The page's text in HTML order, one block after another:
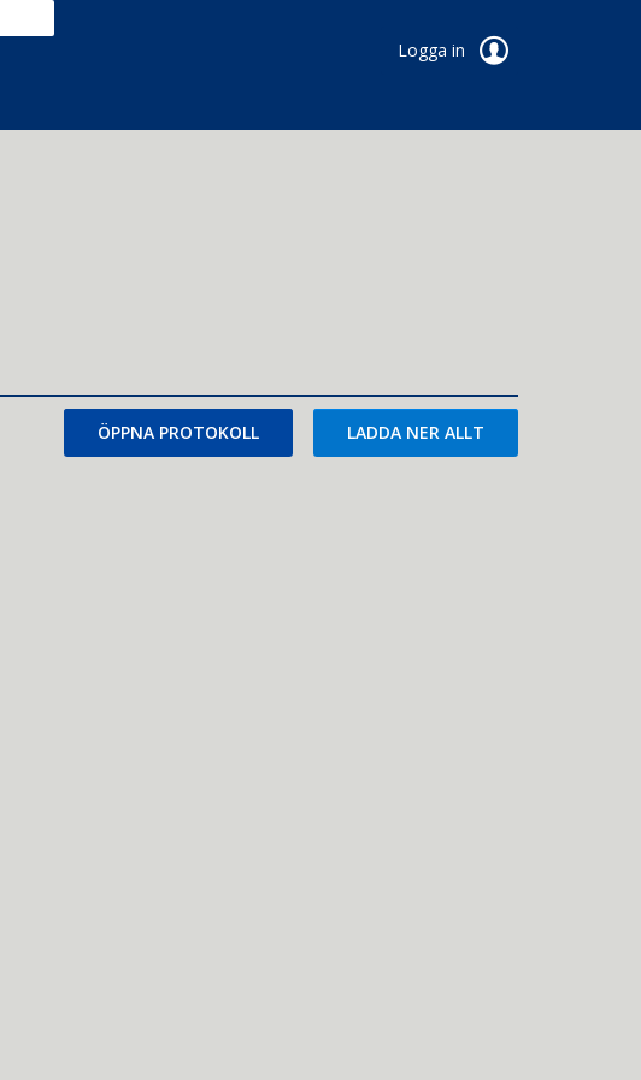
Logga in
ÖPPNA PROTOKOLL LADDA NER ALLT